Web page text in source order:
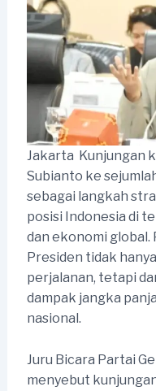
Jakarta  Kunjungan
Subianto ke
sebagai langkah
posisi Indonesia di
dan ekonomi global.
Presiden tidak
perjalanan, tetapi
dampak jangka
nasional.
Juru Bicara Partai
menyebut